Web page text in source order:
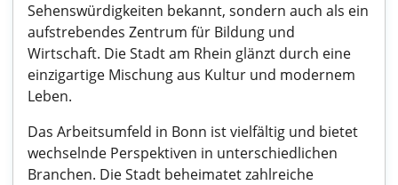
Sehenswürdigkeiten bekannt, sondern auch als ein
aufstrebendes Zentrum für Bildung und
Wirtschaft. Die Stadt am Rhein glänzt durch eine
einzigartige Mischung aus Kultur und modernem
Leben.
Das Arbeitsumfeld in Bonn ist vielfältig und bietet
wechselnde Perspektiven in unterschiedlichen
Branchen. Die Stadt beheimatet zahlreiche